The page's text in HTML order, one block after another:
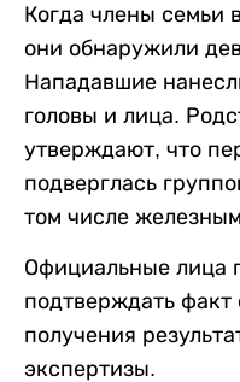
Когда члены семьи
они обнаружили
Нападавшие
головы и лица.
утверждают, что
подверглась
том числе
Официальные лица
подтверждать факт
получения
экспертизы.